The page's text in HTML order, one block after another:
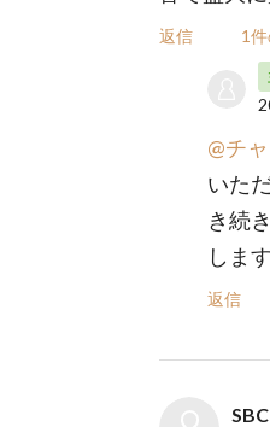
返信 1
@チ
いた
き続
します
返信